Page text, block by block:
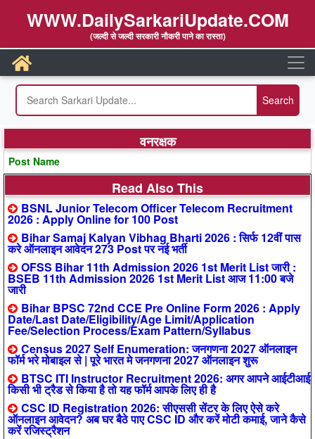
WWW.DailySarkariUpdate.COM
(जल्दी से जल्दी सरकारी नौकरी पाने का रास्ता)
वनरक्षक
Post Name
Read Also This
BSNL Junior Telecom Officer Telecom Recruitment
2026 : Apply Online for 100 Post
Bihar Samaj Kalyan Vibhag Bharti 2026 : सिर्फ 12वीं पास
करे ऑनलाइन आवेदन 273 Post पर नई भर्ती
OFSS Bihar 11th Admission 2026 1st Merit List जारी :
BSEB 11th Admission 2026 1st Merit List आज 11:00 बजे
जारी
Bihar BPSC 72nd CCE Pre Online Form 2026 : Apply
Date/Last Date/Eligibility/Age Limit/Application
Fee/Selection Process/Exam Pattern/Syllabus
Census 2027 Self Enumeration: जनगणना 2027 ऑनलाइन
फॉर्म भरे मोबाइल से | पूरे भारत मे जनगणना 2027 ऑनलाइन शुरू
BTSC ITI Instructor Recruitment 2026: अगर आपने आईटीआई
किसी भी ट्रैड से किया है तो यह फॉर्म आपके लिए ही है
CSC ID Registration 2026: सीएससी सेंटर के लिए ऐसे करे
ऑनलाइन आवेदन? अब घर बैठे पाए CSC ID और करें मोटी कमाई, जाने कैसे
करें रजिस्ट्रैशन